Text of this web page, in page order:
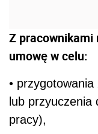
Z pracownikami
umowę w celu:
•
lub przyuczenia
pracy),